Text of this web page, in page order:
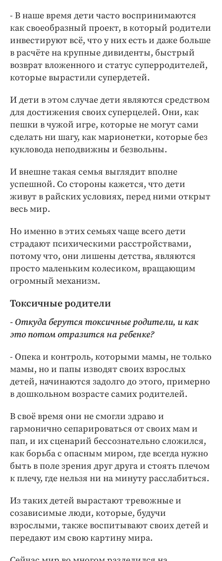
- В наше время дети часто воспринимаются
как своеобразный проект, в который родители
инвестируют всё, что у них есть и даже больше
в расчёте на крупные дивиденты, быстрый
возврат вложенного и статус суперродителей,
которые вырастили супердетей.
И дети в этом случае дети являются средством
для достижения своих суперцелей. Они, как
пешки в чужой игре, которые не могут сами
сделать ни шагу, как марионетки, которые без
кукловода неподвижны и безвольны.
И внешне такая семья выглядит вполне
успешной. Со стороны кажется, что дети
живут в райских условиях, перед ними открыт
весь мир.
Но именно в этих семьях чаще всего дети
страдают психическими расстройствами,
потому что, они лишены детства, являются
просто маленьким колесиком, вращающим
огромный механизм.
Токсичные родители
- Откуда берутся токсичные родители, и как
это потом отразится на ребенке?
- Опека и контроль, которыми мамы, не только
мамы, но и папы изводят своих взрослых
детей, начинаются задолго до этого, примерно
в дошкольном возрасте самих родителей.
В своё время они не смогли здраво и
гармонично сепарироваться от своих мам и
пап, и их сценарий бессознательно сложился,
как борьба с опасным миром, где всегда нужно
быть в поле зрения друг друга и стоять плечом
к плечу, где нельзя ни на минуту расслабиться.
Из таких детей вырастают тревожные и
созависимые люди, которые, будучи
взрослыми, также воспитывают своих детей и
передают им свою картину мира.